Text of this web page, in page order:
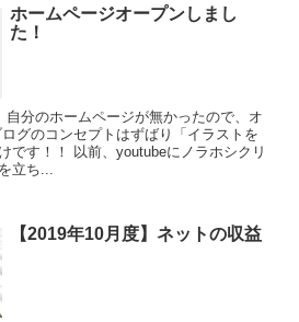
ホームページオープンしまし
た！
自分のホームページが無かったので、オ
グのコンセプトはずばり「イラストを
です！！ 以前、youtubeにノラホシクリ
立ち...
【2019年10月度】ネットの収益